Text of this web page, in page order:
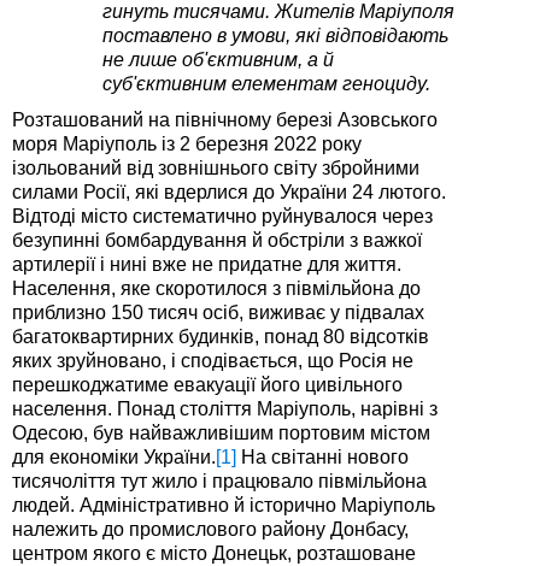
гинуть тисячами. Жителів Маріуполя
поставлено в умови, які відповідають
не лише об'єктивним, а й
суб'єктивним елементам геноциду.
Розташований на північному березі Азовського
моря Маріуполь із 2 березня 2022 року
ізольований від зовнішнього світу збройними
силами Росії, які вдерлися до України 24 лютого.
Відтоді місто систематично руйнувалося через
безупинні бомбардування й обстріли з важкої
артилерії і нині вже не придатне для життя.
Населення, яке скоротилося з півмільйона до
приблизно 150 тисяч осіб, виживає у підвалах
багатоквартирних будинків, понад 80 відсотків
яких зруйновано, і сподівається, що Росія не
перешкоджатиме евакуації його цивільного
населення. Понад століття Маріуполь, нарівні з
Одесою, був найважливішим портовим містом
для економіки України.[1] На світанні нового
тисячоліття тут жило і працювало півмільйона
людей. Адміністративно й історично Маріуполь
належить до промислового району Донбасу,
центром якого є місто Донецьк, розташоване